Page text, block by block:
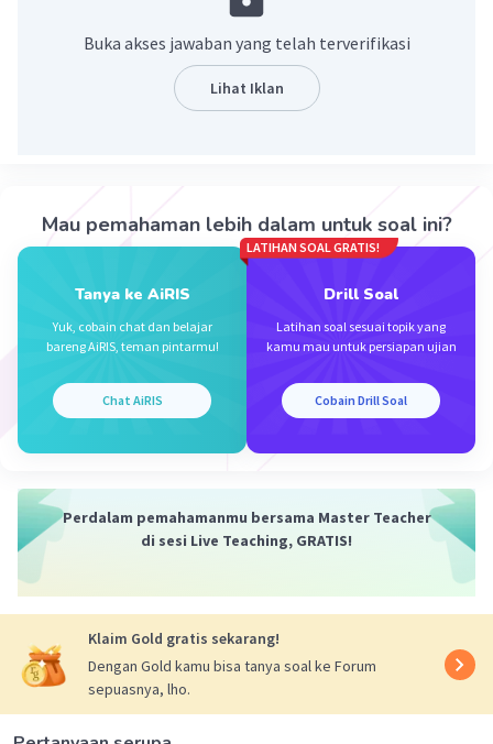
Skala nonius: 3 × 0,01 cm = 0,03 cm
Pengukuran: 0,8 + 0,03 = 0,83 cm
Lihat pd foto terlampir
Buka akses jawaban yang telah terverifikasi
Lihat Iklan
Mau pemahaman lebih dalam untuk soal ini?
Tanya ke AiRIS
Yuk, cobain chat dan belajar
bareng AiRIS, teman pintarmu!
Chat AiRIS
LATIHAN SOAL GRATIS!
Drill Soal
Latihan soal sesuai topik yang
kamu mau untuk persiapan ujian
Cobain Drill Soal
Perdalam pemahamanmu bersama Master Teacher
di sesi Live Teaching, GRATIS!
Klaim Gold gratis sekarang!
Dengan Gold kamu bisa tanya soal ke Forum
sepuasnya, lho.